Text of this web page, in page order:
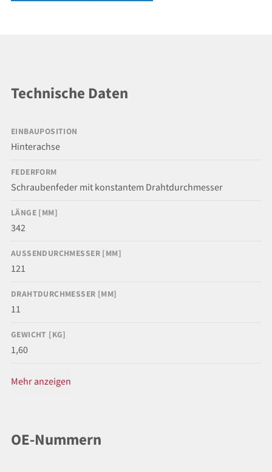
Technische Daten
EINBAUPOSITION
Hinterachse
FEDERFORM
Schraubenfeder mit konstantem Drahtdurchmesser
LÄNGE [MM]
342
AUSSENDURCHMESSER [MM]
121
DRAHTDURCHMESSER [MM]
11
GEWICHT [KG]
1,60
Mehr anzeigen
OE-Nummern